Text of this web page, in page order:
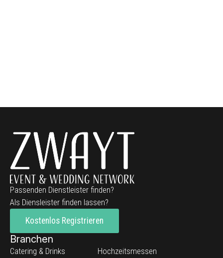
Passenden Dienstleister finden?
Als Diensleister finden lassen?
Kostenlos Registrieren
Branchen
Catering & Drinks Hochzeitsmessen